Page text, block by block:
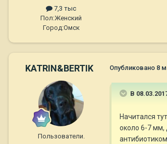
7,3 тыс
Пол:Женский
Город:Омск
KATRIN&BERTIK
Пользователи.
Опубликовано 8
В
Начитался
около 6-7 мм,